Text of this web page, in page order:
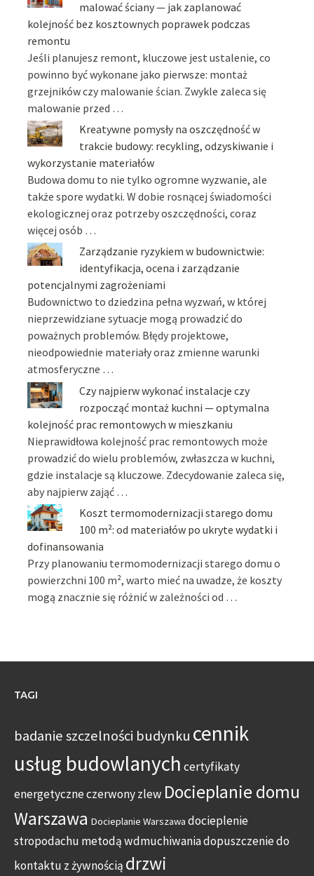
malować ściany — jak zaplanować
kolejność bez kosztownych poprawek podczas
remontu
Jeśli planujesz remont, kluczowe jest ustalenie, co
powinno być wykonane jako pierwsze: montaż
grzejników czy malowanie ścian. Zwykle zaleca się
malowanie przed …
Kreatywne pomysły na oszczędność w
trakcie budowy: recykling, odzyskiwanie i
wykorzystanie materiałów
Budowa domu to nie tylko ogromne wyzwanie, ale
także spore wydatki. W dobie rosnącej świadomości
ekologicznej oraz potrzeby oszczędności, coraz
więcej osób …
Zarządzanie ryzykiem w budownictwie:
identyfikacja, ocena i zarządzanie
potencjalnymi zagrożeniami
Budownictwo to dziedzina pełna wyzwań, w której
nieprzewidziane sytuacje mogą prowadzić do
poważnych problemów. Błędy projektowe,
nieodpowiednie materiały oraz zmienne warunki
atmosferyczne …
Czy najpierw wykonać instalacje czy
rozpocząć montaż kuchni — optymalna
kolejność prac remontowych w mieszkaniu
Nieprawidłowa kolejność prac remontowych może
prowadzić do wielu problemów, zwłaszcza w kuchni,
gdzie instalacje są kluczowe. Zdecydowanie zaleca się,
aby najpierw zająć …
Koszt termomodernizacji starego domu
100 m²: od materiałów po ukryte wydatki i
dofinansowania
Przy planowaniu termomodernizacji starego domu o
powierzchni 100 m², warto mieć na uwadze, że koszty
mogą znacznie się różnić w zależności od …
TAGI
badanie szczelności budynku cennik
usług budowlanych certyfikaty
energetyczneczerwony zlew Docieplanie domu
Warszawa Docieplanie Warszawa docieplenie
stropodachu metodą wdmuchiwaniadopuszczenie do
kontaktu z żywnością drzwi